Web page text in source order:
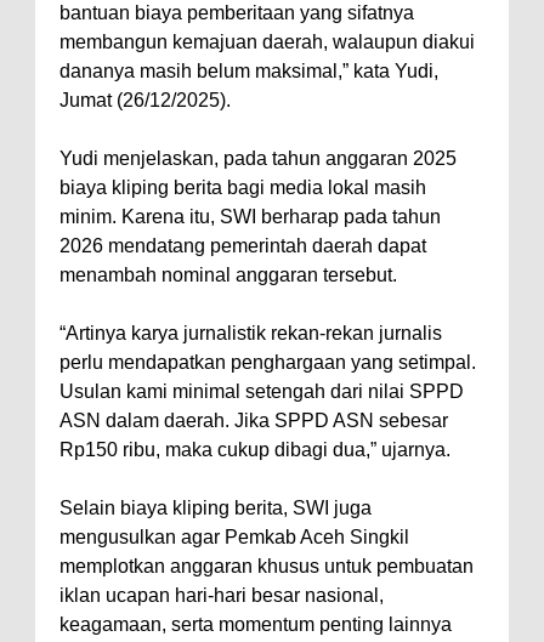
bantuan biaya pemberitaan yang sifatnya
membangun kemajuan daerah, walaupun diakui
dananya masih belum maksimal,” kata Yudi,
Jumat (26/12/2025).
Yudi menjelaskan, pada tahun anggaran 2025
biaya kliping berita bagi media lokal masih
minim. Karena itu, SWI berharap pada tahun
2026 mendatang pemerintah daerah dapat
menambah nominal anggaran tersebut.
“Artinya karya jurnalistik rekan-rekan jurnalis
perlu mendapatkan penghargaan yang setimpal.
Usulan kami minimal setengah dari nilai SPPD
ASN dalam daerah. Jika SPPD ASN sebesar
Rp150 ribu, maka cukup dibagi dua,” ujarnya.
Selain biaya kliping berita, SWI juga
mengusulkan agar Pemkab Aceh Singkil
memplotkan anggaran khusus untuk pembuatan
iklan ucapan hari-hari besar nasional,
keagamaan, serta momentum penting lainnya